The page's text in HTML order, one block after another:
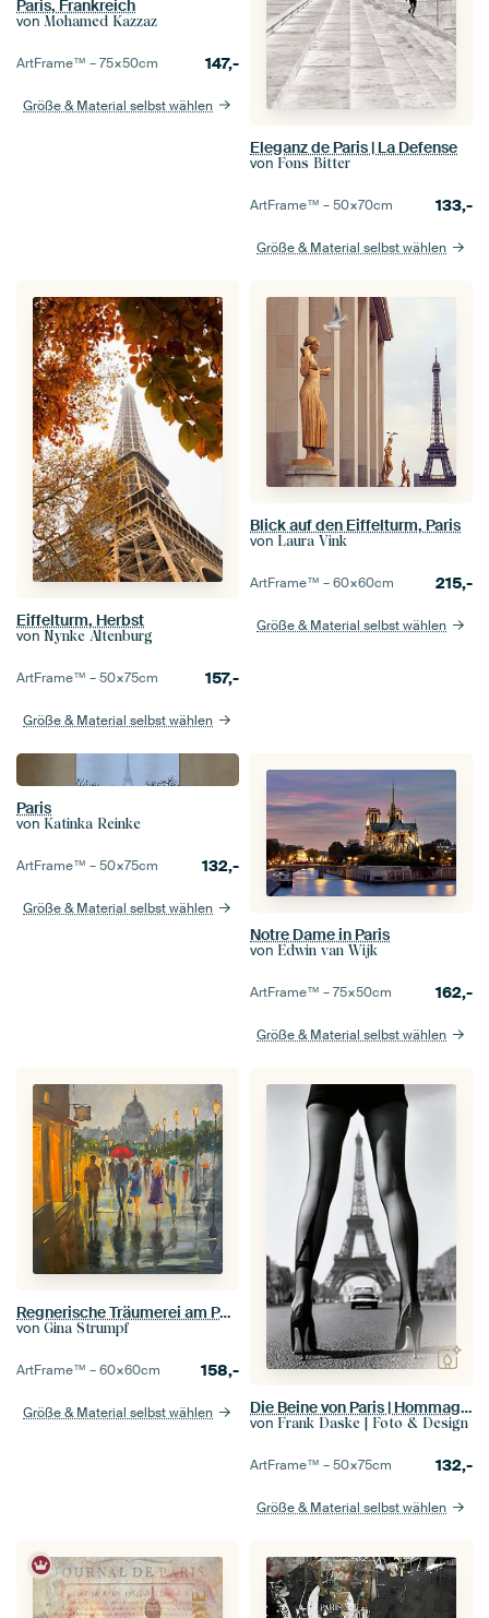
Paris, Frankreich
von Mohamed Kazzaz
ArtFrame™ –75×50cm 147,-
Größe & Material selbst wählen
Eleganz de Paris | La Defense
von Fons Bitter
ArtFrame™ –50×70cm 133,-
Größe & Material selbst wählen
Eiffelturm, Herbst
von Nynke Altenburg
ArtFrame™ –50×75cm 157,-
Größe & Material selbst wählen
Blick auf den Eiffelturm, Paris
von Laura Vink
ArtFrame™ –60×60cm 215,-
Größe & Material selbst wählen
Paris
von Katinka Reinke
ArtFrame™ –50×75cm 132,-
Größe & Material selbst wählen
Notre Dame in Paris
von Edwin van Wijk
ArtFrame™ –75×50cm 162,-
Größe & Material selbst wählen
Regnerische Träumerei am Panthéon
von Gina Strumpf
ArtFrame™ –60×60cm 158,-
Größe & Material selbst wählen Die Beine von Paris | Hommage an Helmut Newton
von Frank Daske | Foto & Design
ArtFrame™ –50×75cm 132,-
Größe & Material selbst wählen